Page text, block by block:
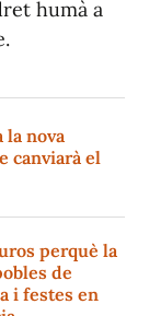
humà a
la nova
canviarà el
perquè la
de
i festes en